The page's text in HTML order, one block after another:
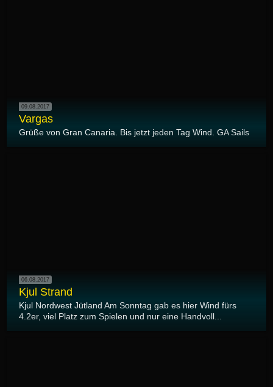
09.08.2017
Vargas
Grüße von Gran Canaria. Bis jetzt jeden Tag Wind. GA Sails
06.08.2017
Kjul Strand
Kjul Nordwest Jütland Am Sonntag gab es hier Wind fürs
4.2er, viel Platz zum Spielen und nur eine Handvoll...